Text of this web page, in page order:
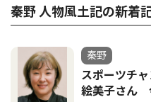
秦野 人物風土記の新着
秦野
スポーツチ
絵美子さん